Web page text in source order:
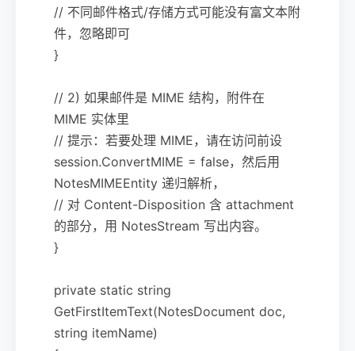
// 不同邮件格式/存储方式可能没有富文本附
件，忽略即可
}
// 2) 如果邮件是 MIME 结构，附件在
MIME 实体里
// 提示：若要处理 MIME，请在访问前设
session.ConvertMIME = false，然后用
NotesMIMEEntity 递归解析，
// 对 Content-Disposition 含 attachment
的部分，用 NotesStream 写出内容。
}
private static string
GetFirstItemText(NotesDocument doc,
string itemName)